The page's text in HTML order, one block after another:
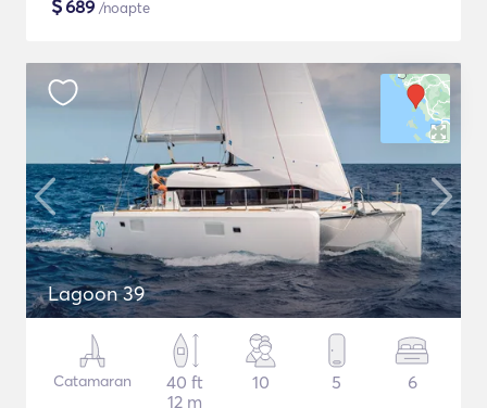
$689 /noapte
Lagoon 39
Catamaran
40 ft
12 m
10 5 6